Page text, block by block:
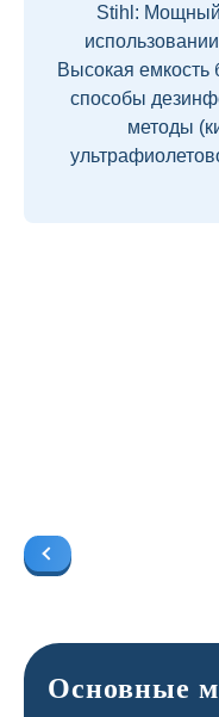
Stihl:
Высокая
способы
методы
Основные